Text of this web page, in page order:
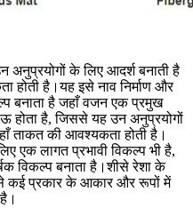
अनुप्रयोगों के लिए आदर्श बनाती है
है।यह इसे नाव निर्माण और
बनाता है जहाँ वजन एक प्रमुख
होता है, जिससे यह उन अनुप्रयोगों
ताकत की आवश्यकता होती है।
एक लागत प्रभावी विकल्प भी है,
विकल्प बनाता है।शीसे रेशा के
कई प्रकार के आकार और रूपों में